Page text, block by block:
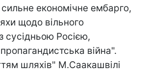
економічне ембарго,
щодо вільного
сусідньою Росією,
війна".
шляхів" М.Саакашвілі